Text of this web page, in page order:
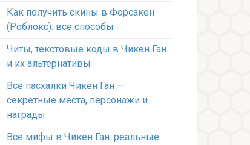
Как получить скины в Форсакен
(Роблокс): все способы
Читы, текстовые коды в Чикен Ган
и их альтернативы
Все пасхалки Чикен Ган —
секретные места, персонажи и
награды
Все мифы в Чикен Ган: реальные